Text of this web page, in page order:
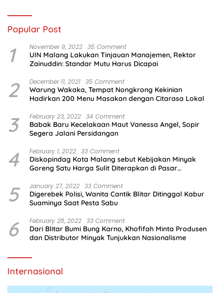
Popular Post
1 November 9, 2022 35 Comment
UIN Malang Lakukan Tinjauan Manajemen, Rektor
Zainuddin: Standar Mutu Harus Dicapai
2 December 11, 2021 35 Comment
Warung Wakaka, Tempat Nongkrong Kekinian
Hadirkan 200 Menu Masakan dengan Citarasa Lokal
3 February 23, 2022 34 Comment
Babak Baru Kecelakaan Maut Vanessa Angel, Sopir
Segera Jalani Persidangan
4 February 1, 2022 33 Comment
Diskopindag Kota Malang sebut Kebijakan Minyak
Goreng Satu Harga Sulit Diterapkan di Pasar
5 January 27, 2022 33 Comment
Digerebek Polisi, Wanita Cantik Blitar Ditinggal Kabur
Suaminya Saat Pesta Sabu
6 February 28, 2022 33 Comment
Dari Blitar Bumi Bung Karno, Khofifah Minta Produsen
dan Distributor Minyak Tunjukkan Nasionalisme
Internasional